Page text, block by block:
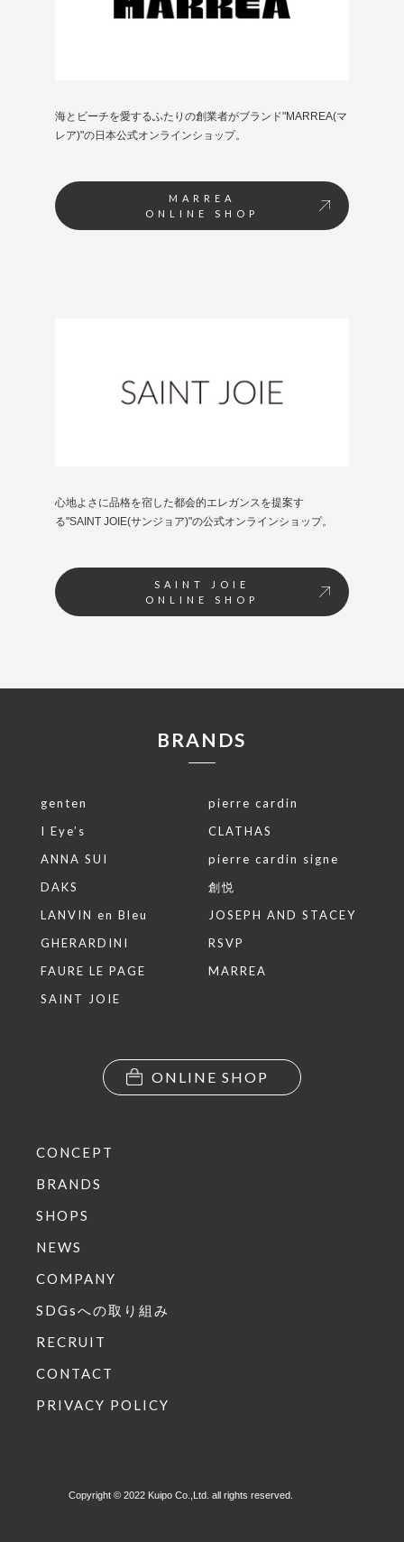
海とビーチを愛するふたりの創業者がブランド"MARREA(マ
レア)"の日本公式オンラインショップ。
MARREA
ONLINE SHOP
心地よさに品格を宿した都会的エレガンスを提案す
る"SAINT JOIE(サンジョア)"の公式オンラインショップ。
SAINT JOIE
ONLINE SHOP
BRANDS
genten
pierre cardin
I Eye’s
CLATHAS
ANNA SUI
pierre cardin signe
DAKS
創悦
LANVIN en Bleu
JOSEPH AND STACEY
GHERARDINI
RSVP
FAURE LE PAGE
MARREA
SAINT JOIE
ONLINE SHOP
CONCEPT
BRANDS
SHOPS
NEWS
COMPANY
SDGsへの取り組み
RECRUIT
CONTACT
PRIVACY POLICY
Copyright © 2022 Kuipo Co.,Ltd. all rights reserved.